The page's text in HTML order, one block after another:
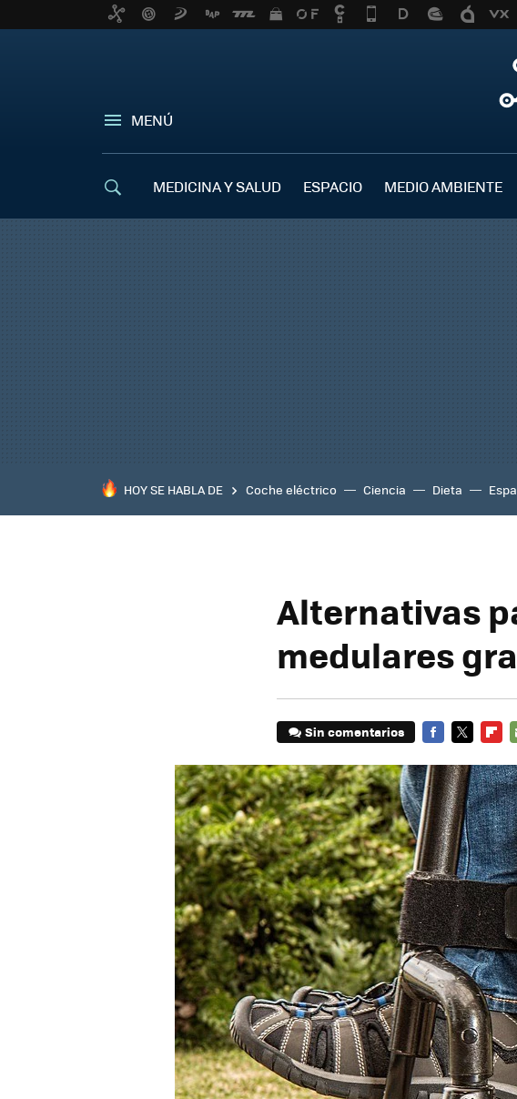
MENÚ
MEDICINA Y SALUD ESPACIO MEDIO AMBIENTE
HOY SE HABLA DE Coche eléctrico Ciencia Dieta
Alternativas
medulares
Sin comentarios